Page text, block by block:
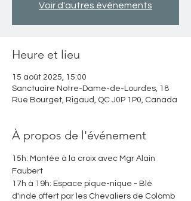
Voir d'autres événements
Heure et lieu
15 août 2025, 15:00
Sanctuaire Notre-Dame-de-Lourdes, 18
Rue Bourget, Rigaud, QC J0P 1P0, Canada
À propos de l'événement
15h: Montée à la croix avec Mgr Alain
Faubert
17h à 19h: Espace pique-nique - Blé
d'inde offert par les Chevaliers de Colomb